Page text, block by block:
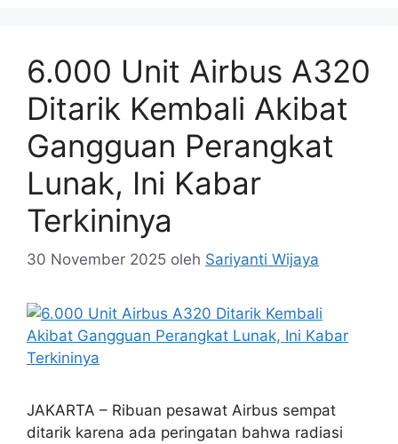
6.000 Unit Airbus A320
Ditarik Kembali Akibat
Gangguan Perangkat
Lunak, Ini Kabar
Terkininya
30 November 2025 oleh Sariyanti Wijaya
JAKARTA – Ribuan pesawat Airbus sempat
ditarik karena ada peringatan bahwa radiasi